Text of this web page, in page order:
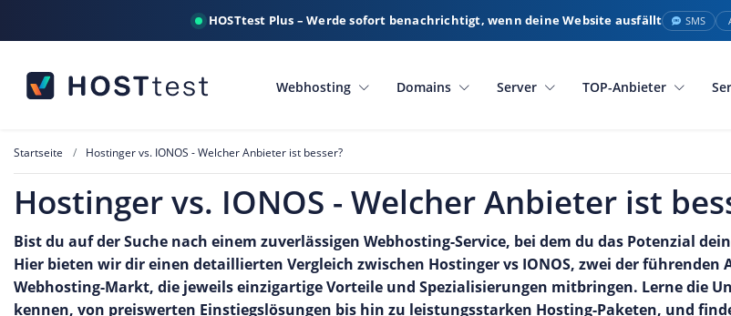
HOSTtest Plus – Werde sofort benachrichtigt, wenn deine Website ausfällt SMS
Webhosting Domains Server TOP-Anbieter
Startseite Hostinger vs. IONOS - Welcher Anbieter ist besser?
Hostinger vs. IONOS - Welcher Anbieter ist
Bist du auf der Suche nach einem zuverlässigen Webhosting-Service, bei dem du das Potenzial
Hier bieten wir dir einen detaillierten Vergleich zwischen Hostinger vs IONOS, zwei der
Webhosting-Markt, die jeweils einzigartige Vorteile und Spezialisierungen mitbringen. Lerne die
kennen, von preiswerten Einstiegslösungen bis hin zu leistungsstarken Hosting-Paketen, und